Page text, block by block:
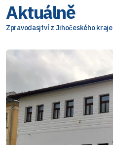
Aktuálně
Zpravodasjtví z Jihočeského kraje